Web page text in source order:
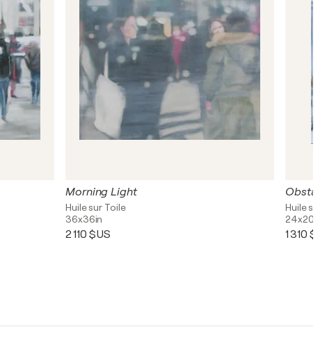
Morning Light
Huile sur Toile
36x36in
2 110 $US
Huile sur
24x20in
1 310